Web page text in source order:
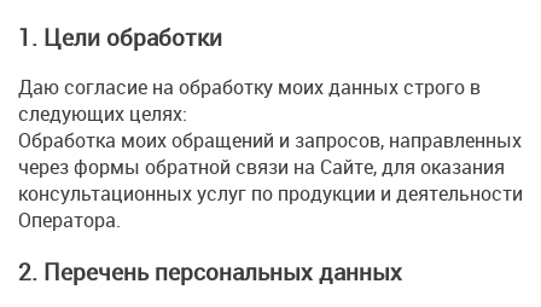
1. Цели обработки
Даю согласие на обработку моих данных строго в
следующих целях:
Обработка моих обращений и запросов, направленных
через формы обратной связи на Сайте, для оказания
консультационных услуг по продукции и деятельности
Оператора.
2. Перечень персональных данных